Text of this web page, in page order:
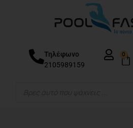
Τηλέφωνο
2105989159
0